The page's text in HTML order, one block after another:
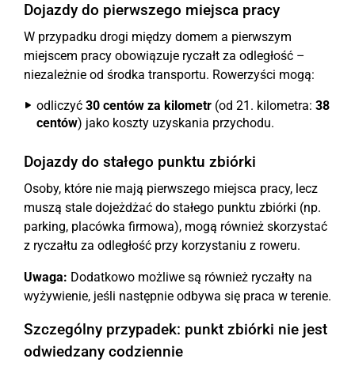
Dojazdy do pierwszego miejsca pracy
W przypadku drogi między domem a pierwszym
miejscem pracy obowiązuje ryczałt za odległość –
niezależnie od środka transportu. Rowerzyści mogą:
odliczyć 30 centów za kilometr (od 21. kilometra: 38
centów) jako koszty uzyskania przychodu.
Dojazdy do stałego punktu zbiórki
Osoby, które nie mają pierwszego miejsca pracy, lecz
muszą stale dojeżdżać do stałego punktu zbiórki (np.
parking, placówka firmowa), mogą również skorzystać
z ryczałtu za odległość przy korzystaniu z roweru.
Uwaga: Dodatkowo możliwe są również ryczałty na
wyżywienie, jeśli następnie odbywa się praca w terenie.
Szczególny przypadek: punkt zbiórki nie jest
odwiedzany codziennie